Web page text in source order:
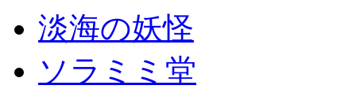
淡海の妖怪
ソラミミ堂